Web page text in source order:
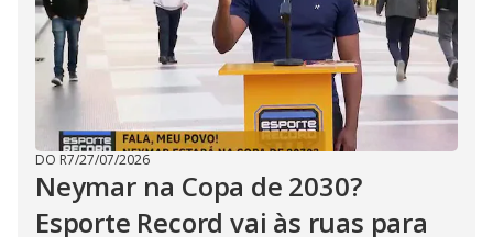
DO R7/27/07/2026
Neymar na Copa de 2030?
Esporte Record vai às ruas para